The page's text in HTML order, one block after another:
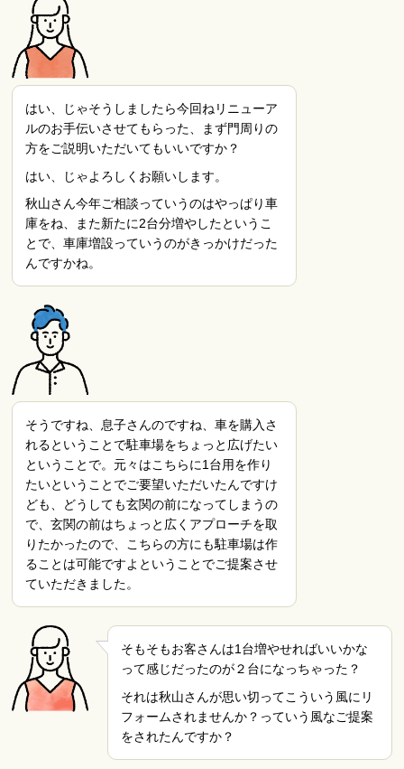
はい、じゃそうしましたら今回ねリニューア
ルのお手伝いさせてもらった、まず門周りの
方をご説明いただいてもいいですか？
はい、じゃよろしくお願いします。
秋山さん今年ご相談っていうのはやっぱり車
庫をね、また新たに2台分増やしたというこ
とで、車庫増設っていうのがきっかけだった
んですかね。
そうですね、息子さんのですね、車を購入さ
れるということで駐車場をちょっと広げたい
ということで。元々はこちらに1台用を作り
たいということでご要望いただいたんですけ
ども、どうしても玄関の前になってしまうの
で、玄関の前はちょっと広くアプローチを取
りたかったので、こちらの方にも駐車場は作
ることは可能ですよということでご提案させ
ていただきました。
そもそもお客さんは1台増やせればいいかな
って感じだったのが２台になっちゃった？
それは秋山さんが思い切ってこういう風にリ
フォームされませんか？っていう風なご提案
をされたんですか？